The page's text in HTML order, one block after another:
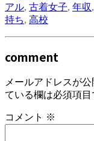
アル, 古着女子, 年収,
持ち, 高校
comment
メールアドレスが
ている欄は必須項目
コメント ※